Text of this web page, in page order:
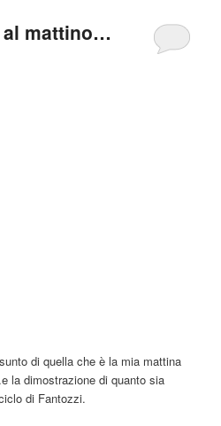
al mattino…
di quella che è la mia mattina
la dimostrazione di quanto sia
di Fantozzi.